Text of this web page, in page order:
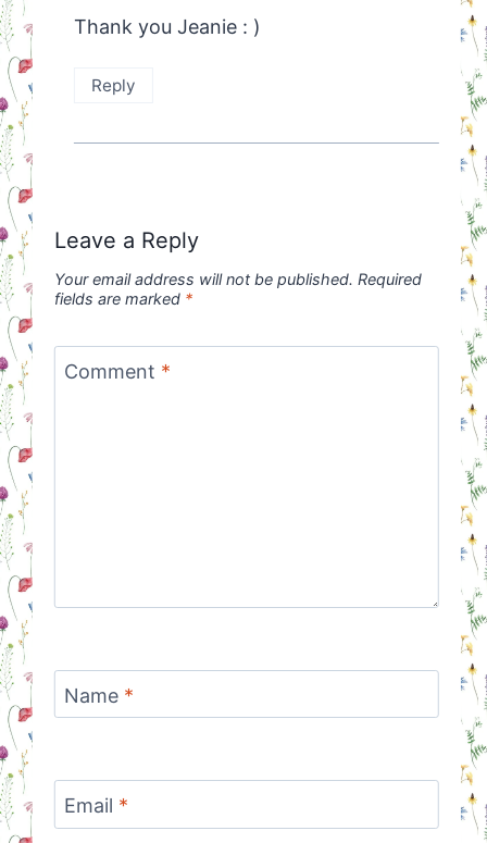
Thank you Jeanie : )
Reply
Leave a Reply
Your email address will not be published. Required
fields are marked *
Comment *
Name *
Email *